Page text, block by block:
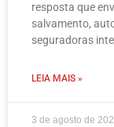
resposta que
salvamento,
seguradoras
LEIA MAIS »
3 de agosto de